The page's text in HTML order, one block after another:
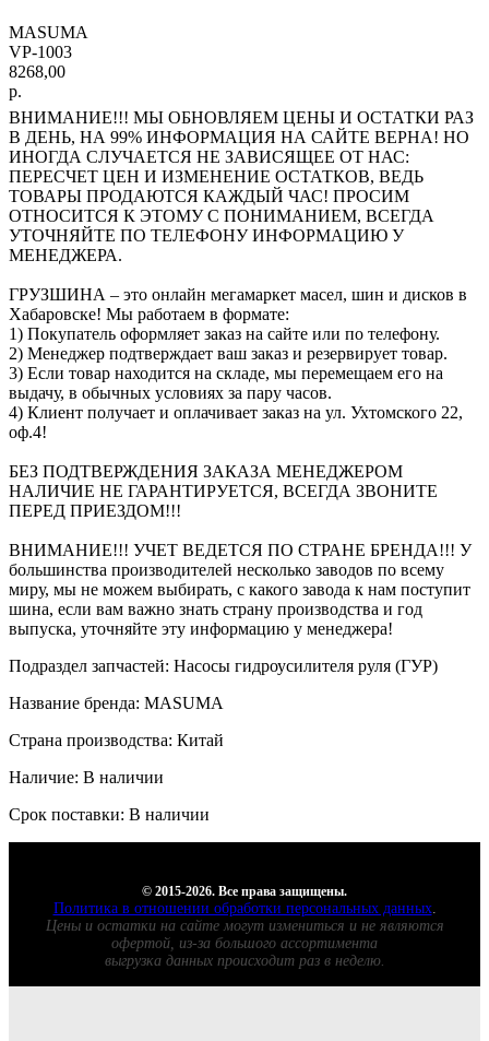
MASUMA
VP-1003
8268,00
р.
ВНИМАНИЕ!!! МЫ ОБНОВЛЯЕМ ЦЕНЫ И ОСТАТКИ РАЗ
В ДЕНЬ, НА 99% ИНФОРМАЦИЯ НА САЙТЕ ВЕРНА! НО
ИНОГДА СЛУЧАЕТСЯ НЕ ЗАВИСЯЩЕЕ ОТ НАС:
ПЕРЕСЧЕТ ЦЕН И ИЗМЕНЕНИЕ ОСТАТКОВ, ВЕДЬ
ТОВАРЫ ПРОДАЮТСЯ КАЖДЫЙ ЧАС! ПРОСИМ
ОТНОСИТСЯ К ЭТОМУ С ПОНИМАНИЕМ, ВСЕГДА
УТОЧНЯЙТЕ ПО ТЕЛЕФОНУ ИНФОРМАЦИЮ У
МЕНЕДЖЕРА.
ГРУЗШИНА – это онлайн мегамаркет масел, шин и дисков в
Хабаровске! Мы работаем в формате:
1) Покупатель оформляет заказ на сайте или по телефону.
2) Менеджер подтверждает ваш заказ и резервирует товар.
3) Если товар находится на складе, мы перемещаем его на
выдачу, в обычных условиях за пару часов.
4) Клиент получает и оплачивает заказ на ул. Ухтомского 22,
оф.4!
БЕЗ ПОДТВЕРЖДЕНИЯ ЗАКАЗА МЕНЕДЖЕРОМ
НАЛИЧИЕ НЕ ГАРАНТИРУЕТСЯ, ВСЕГДА ЗВОНИТЕ
ПЕРЕД ПРИЕЗДОМ!!!
ВНИМАНИЕ!!! УЧЕТ ВЕДЕТСЯ ПО СТРАНЕ БРЕНДА!!! У
большинства производителей несколько заводов по всему
миру, мы не можем выбирать, с какого завода к нам поступит
шина, если вам важно знать страну производства и год
выпуска, уточняйте эту информацию у менеджера!
Подраздел запчастей: Насосы гидроусилителя руля (ГУР)
Название бренда: MASUMA
Страна производства: Китай
Наличие: В наличии
Срок поставки: В наличии
© 2015-2026. Все права защищены.
Политика в отношении обработки персональных данных.
Цены и остатки на сайте могут измениться и не являются
офертой, из-за большого ассортимента
выгрузка данных происходит раз в неделю.